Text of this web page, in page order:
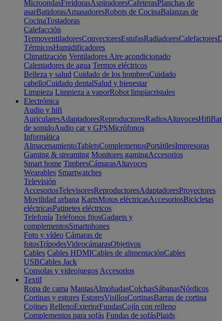
MicroondasFreidorasAspiradoresCafeterasPlanchas de
asarBatidorasAmasadoresRobots de CocinaBalanzas de
CocinaTostadoras
Calefacción
TermoventiladoresConvectoresEstufasRadiadoresCalefactores
TérmicosHumidificadores
Climatización Ventiladores Aire acondicionado
Calentadores de agua Termos eléctricos
Belleza y salud Cuidado de los hombresCuidado
cabelloCuidado dentalSalud y bienestar
Limpieza Limpieza a vaporRobot limpiacristales
Electrónica
Audio y hifi
AuricularesAdaptadoresReproductoresRadiosAltavocesHifi
de sonidoAudio car y GPSMicrófonos
Informática
AlmacenamientoTabletsComplementosPortátilesImpresoras
Gaming & streaming Monitores gamingAccesorios
Smart home TimbresCámarasAltavoces
Wearables Smartwatches
Televisión
AccesoriosTelevisoresReproductoresAdaptadoresProyectores
Movilidad urbana KartsMotos eléctricasAccesoriosBicicletas
eléctricasPatinetes eléctricos
Telefonía Teléfonos fijosGadgets y
complementosSmartphones
Foto y vídeo Cámaras de
fotosTrípodesVideocámarasObjetivos
Cables Cables HDMICables de alimentaciónCables
USBCables Jack
Consolas y videojuegos Accesorios
Textil
Ropa de cama MantasAlmohadasColchasSábanasNórdicos
Cortinas y estores EstoresVisillosCortinasBarras de cortina
Cojines RellenoExteriorFundasCojín con relleno
Complementos para sofás Fundas de sofásPlaids